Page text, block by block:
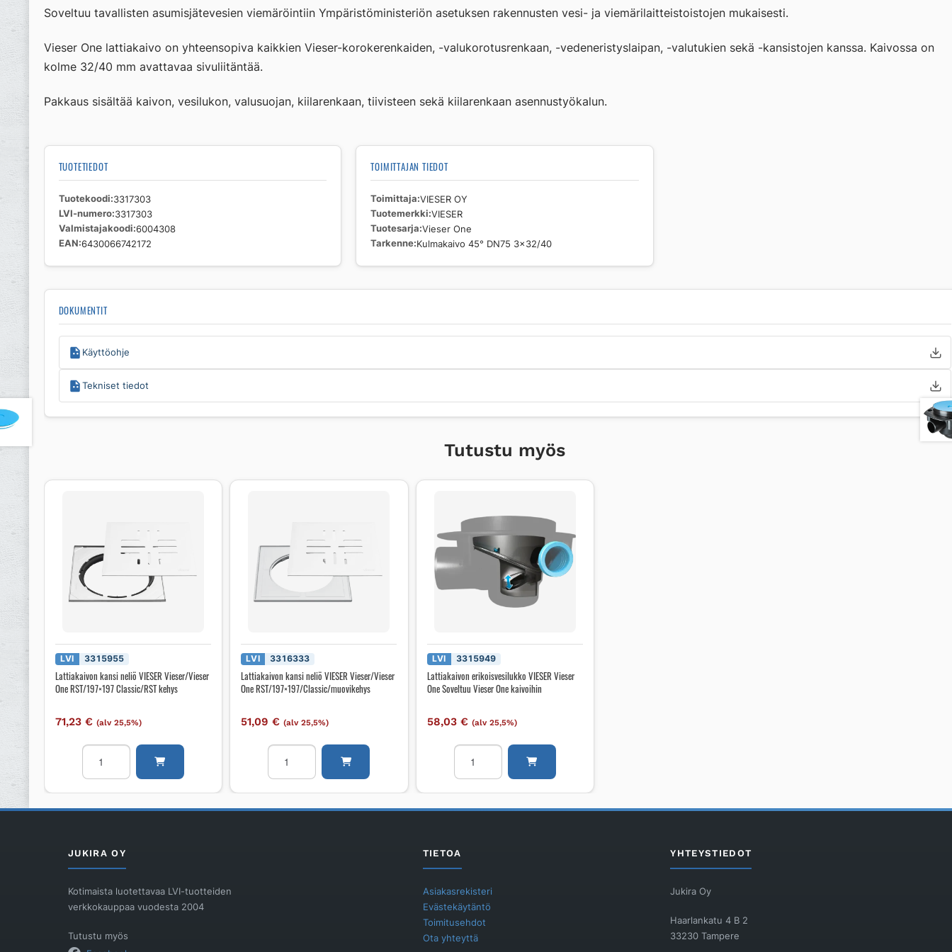
45°
3x32/40
Soveltuu tavallisten asumisjätevesien viemäröintiin Ympäristöministeriön asetuksen rakennusten vesi- ja viemärilaitteistoistojen mukaisesti.
Vieser One lattiakaivo on yhteensopiva kaikkien Vieser-korokerenkaiden, -valukorotusrenkaan, -vedeneristyslaipan, -valutukien sekä -kansistojen kanssa. Kaivossa on
kolme 32/40 mm avattavaa sivuliitäntää.
Pakkaus sisältää kaivon, vesilukon, valusuojan, kiilarenkaan, tiivisteen sekä kiilarenkaan asennustyökalun.
TUOTETIEDOT
Tuotekoodi 3317303
LVI-numero 3317303
Valmistajakoodi 6004308
EAN 6430066742172
TOIMITTAJAN TIEDOT
Toimittaja VIESER OY
Tuotemerkki VIESER
Tuotesarja Vieser One
Tarkenne Kulmakaivo 45° DN75 3x32/40
DOKUMENTIT
Käyttöohje
Tekniset tiedot
Tutustu myös
LVI 3315955
Lattiakaivon kansi neliö VIESER Vieser/Vieser
One RST/197×197 Classic/RST kehys
71,23€ (alv 25,5%)
Lattiakaivon
kansi
neliö
Vieser/Vieser
määrä
LVI 3316333
Lattiakaivon kansi neliö VIESER Vieser/Vieser
One RST/197×197/Classic/muovikehys
51,09€ (alv 25,5%)
Lattiakaivon
kansi
neliö
Vieser/Vieser
LVI 3315949
Lattiakaivon erikoisvesilukko VIESER Vieser
One Soveltuu Vieser One kaivoihin
58,03 € (alv 25,5%)
Lattiakaivon
erikoisvesilukko
VIESER
One
määrä
JUKIRA OY
Kotimaista luotettavaa LVI-tuotteiden
verkkokauppaa vuodesta 2004
Tutustu myös
TIETOA
Asiakasrekisteri
Evästekäytäntö
Toimitusehdot
Ota yhteyttä
YHTEYSTIEDOT
Jukira Oy
Haarlankatu 4 B 2
33230 Tampere